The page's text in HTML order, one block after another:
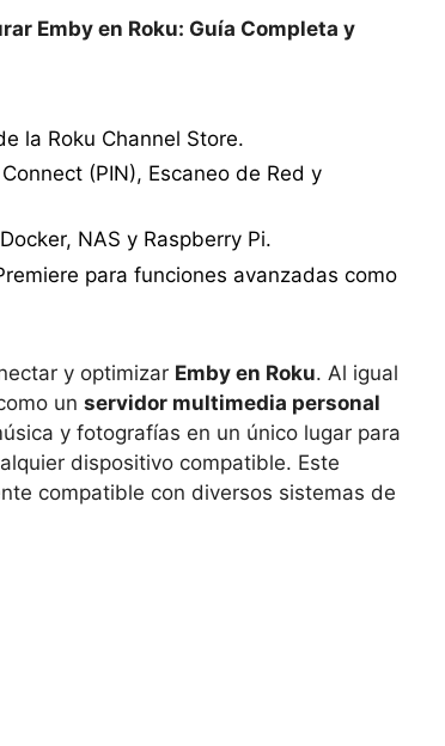
Emby en Roku: Guía Completa y
la Roku Channel Store.
(PIN), Escaneo de Red y
NAS y Raspberry Pi.
para funciones avanzadas como
y optimizar Emby en Roku. Al igual
un servidor multimedia personal
y fotografías en un único lugar para
dispositivo compatible. Este
compatible con diversos sistemas de